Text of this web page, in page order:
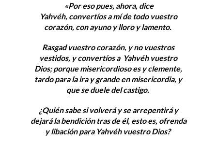
«Por eso pues, ahora, dice
Yahvéh, convertíos a mí de todo vuestro
corazón, con ayuno y lloro y lamento.
Rasgad vuestro corazón, y no vuestros
vestidos, y convertíos a Yahvéh vuestro
Dios; porque misericordioso es y clemente,
tardo para la ira y grande en misericordia, y
que se duele del castigo.
¿Quién sabe si volverá y se arrepentirá y
dejará la bendición tras de él, esto es, ofrenda
y libación para Yahvéh vuestro Dios?